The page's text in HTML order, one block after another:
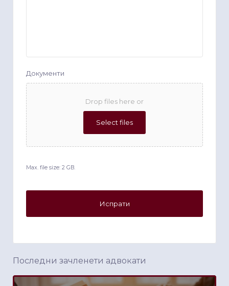
Документи
Drop files here or
Select files
Max. file size: 2 GB.
Последни зачленети адвокати